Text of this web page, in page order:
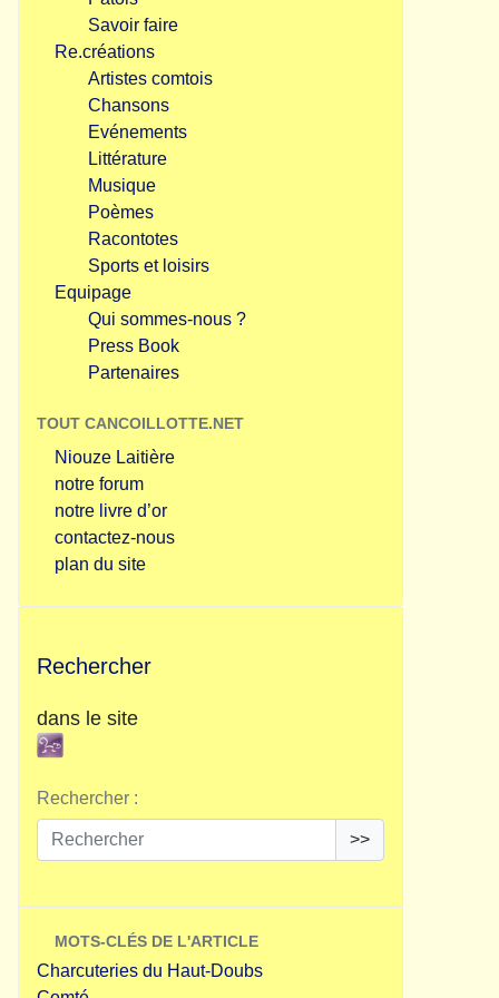
Savoir faire
Re.créations
Artistes comtois
Chansons
Evénements
Littérature
Musique
Poèmes
Racontotes
Sports et loisirs
Equipage
Qui sommes-nous ?
Press Book
Partenaires
TOUT CANCOILLOTTE.NET
Niouze Laitière
notre forum
notre livre d’or
contactez-nous
plan du site
Rechercher
dans le site
Rechercher :
>>
MOTS-CLÉS DE L'ARTICLE
Charcuteries du Haut-Doubs